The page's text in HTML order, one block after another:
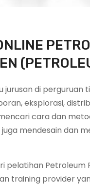
di
eksplorasi,
cara dan
mendesain dan
Petroleum
training provider